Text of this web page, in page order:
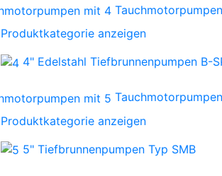
Produktkategorie anzeigen
4" Edelstahl Tiefbrunnenpumpen B-
Produktkategorie anzeigen
5" Tiefbrunnenpumpen Typ SMB